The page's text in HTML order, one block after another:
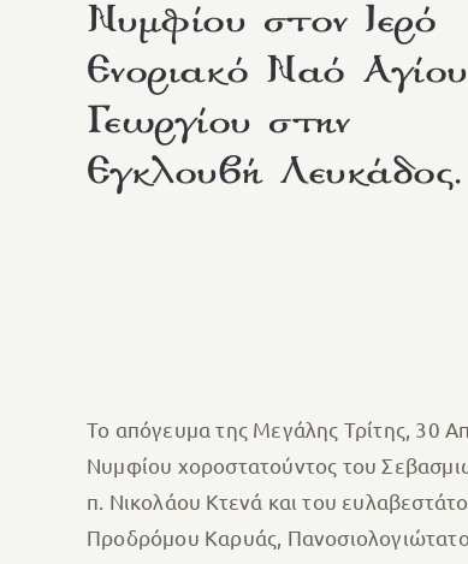
Νυμφίου στον Ιερό
Ενοριακό Ναό Αγίου
Γεωργίου στην
Εγκλουβή Λευκάδος.
Το απόγευμα της Μεγάλης Τρίτης, 30
Νυμφίου χοροστατούντος του
π. Νικολάου Κτενά και του
Προδρόμου Καρυάς,